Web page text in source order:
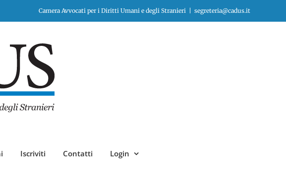
Camera Avvocati per i Diritti Umani e degli Stranieri segreteria@cadus.it
Iscriviti Contatti Login